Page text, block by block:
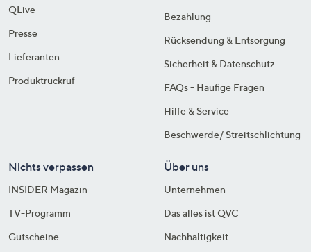
QLive
Presse
Lieferanten
Produktrückruf
Bezahlung
Rücksendung & Entsorgung
Sicherheit & Datenschutz
FAQs - Häufige Fragen
Hilfe & Service
Beschwerde/ Streitschlichtung
Nichts verpassen
INSIDER Magazin
TV-Programm
Gutscheine
Über uns
Unternehmen
Das alles ist QVC
Nachhaltigkeit